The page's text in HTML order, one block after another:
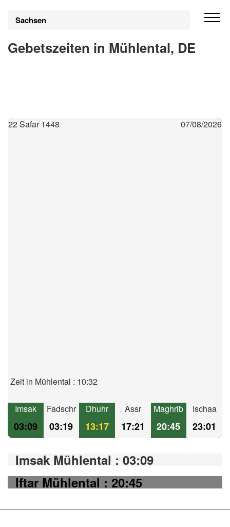
Sachsen
Gebetszeiten in Mühlental, DE
22 Safar 1448 07/08/2026
Zeit in Mühlental : 10:32
Imsak
03:09
Fadschr
03:19
Dhuhr
13:17
Assr
17:21
Maghrib
20:45
Ischaa
23:01
Imsak Mühlental : 03:09
Iftar Mühlental : 20:45